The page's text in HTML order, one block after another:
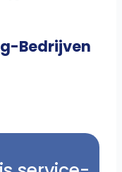
Bedrijven